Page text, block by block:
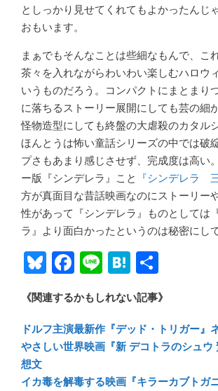
としっかり見せてくれてもよかったんじ
おもいます。
まぁでもそんなことは些細なもんで、こ
茶々を入れながらわいわい楽しむハロウ
いうものだろう。コンパクトにまとまり
に落ちるストーリー展開にしても芸の細
怪物造型にしても終盤の大虐殺のカタル
ほんとうは怖い童話シリーズの中では破
プさもあまり感じさせず、完成度は高い
ー版『シンデレラ』こと 『シンデレラ
方が真面目な昔話映画なのにストーリー
性があって『シンデレラ』ものとしては
ラ』より面白かったというのは秘密にし
Bl
u
e
sk
y
F
ac
e
b
o
ok
Li
n
e
H
at
e
n
a
有
《関連するかもしれない記事》
ドルフ主演最新作『デッド・トリガー』
やさしい世界映画『新 デコトラのシュウ
想文
イカ毒を解毒する映画『キラーカブトガ